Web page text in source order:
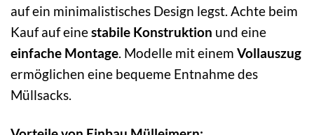
auf ein minimalistisches Design legst. Achte beim
Kauf auf einestabile Konstruktion und eine
einfache Montage. Modelle mit einem Vollauszug
ermöglichen eine bequeme Entnahme des
Müllsacks.